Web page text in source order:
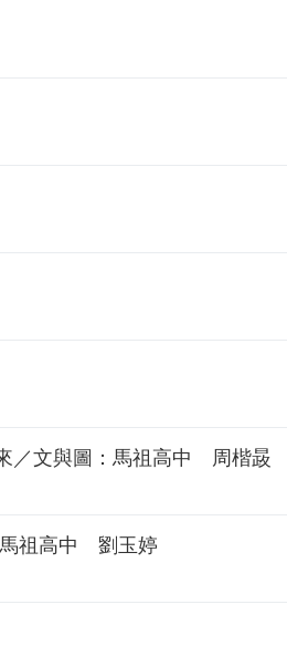
／文與圖：馬祖高中 周楷晸
馬祖高中 劉玉婷